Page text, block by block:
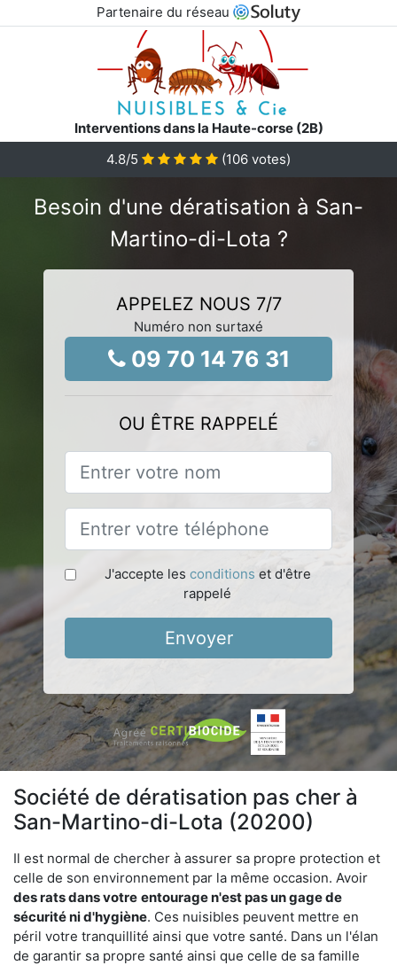
Partenaire du réseau
Interventions dans la Haute-corse (2B)
4.8/5 (106 votes)
Besoin d'une dératisation à San-
Martino-di-Lota ?
APPELEZ NOUS 7/7
Numéro non surtaxé
09 70 14 76 31
OU ÊTRE RAPPELÉ
J'accepte les conditions et d'être
rappelé
Envoyer
Société de dératisation pas cher à
San-Martino-di-Lota (20200)
Il est normal de chercher à assurer sa propre protection et
celle de son environnement par la même occasion. Avoir
des rats dans votre entourage n'est pas un gage de
sécurité ni d'hygiène. Ces nuisibles peuvent mettre en
péril votre tranquillité ainsi que votre santé. Dans un l'élan
de garantir sa propre santé ainsi que celle de sa famille